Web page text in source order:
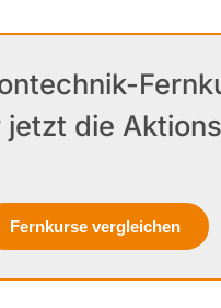
jetzt die
Fernkurse vergleichen